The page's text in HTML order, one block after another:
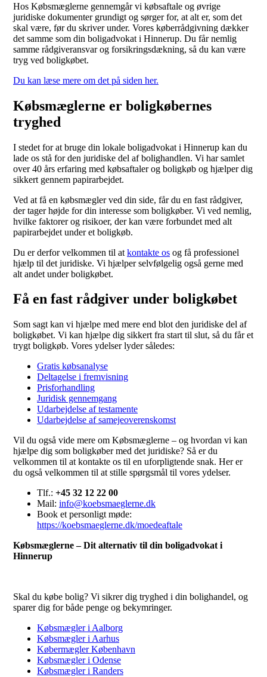
Hos Købsmæglerne gennemgår vi købsaftale og øvrige
juridiske dokumenter grundigt og sørger for, at alt er, som det
skal være, før du skriver under. Vores køberrådgivning dækker
det samme som din boligadvokat i Hinnerup. Du får nemlig
samme rådgiveransvar og forsikringsdækning, så du kan være
tryg ved boligkøbet.
Du kan læse mere om det på siden her.
Købsmæglerne er boligkøbernes
tryghed
I stedet for at bruge din lokale boligadvokat i Hinnerup kan du
lade os stå for den juridiske del af bolighandlen. Vi har samlet
over 40 års erfaring med købsaftaler og boligkøb og hjælper dig
sikkert gennem papirarbejdet.
Ved at få en købsmægler ved din side, får du en fast rådgiver,
der tager højde for din interesse som boligkøber. Vi ved nemlig,
hvilke faktorer og risikoer, der kan være forbundet med alt
papirarbejdet under et boligkøb.
Du er derfor velkommen til at kontakte os og få professionel
hjælp til det juridiske. Vi hjælper selvfølgelig også gerne med
alt andet under boligkøbet.
Få en fast rådgiver under boligkøbet
Som sagt kan vi hjælpe med mere end blot den juridiske del af
boligkøbet. Vi kan hjælpe dig sikkert fra start til slut, så du får et
trygt boligkøb. Vores ydelser lyder således:
Gratis købsanalyse
Deltagelse i fremvisning
Prisforhandling
Juridisk gennemgang
Udarbejdelse af testamente
Udarbejdelse af samejeoverenskomst
Vil du også vide mere om Købsmæglerne – og hvordan vi kan
hjælpe dig som boligkøber med det juridiske? Så er du
velkommen til at kontakte os til en uforpligtende snak. Her er
du også velkommen til at stille spørgsmål til vores ydelser.
Tlf.: +45 32 12 22 00
Mail: info@koebsmaeglerne.dk
Book et personligt møde:
https://koebsmaeglerne.dk/moedeaftale
Købsmæglerne – Dit alternativ til din boligadvokat i
Hinnerup
Skal du købe bolig? Vi sikrer dig tryghed i din bolighandel, og
sparer dig for både penge og bekymringer.
Købsmægler i Aalborg
Købsmægler i Aarhus
Købermægler København
Købsmægler i Odense
Købsmægler i Randers